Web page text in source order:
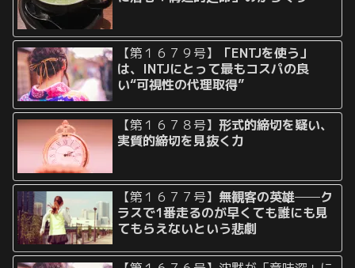
【第１６７９号】
「ENTJを使う」
は、INTJにとって最もコスパの良
い“可視性の代理取得”
【第１６７８号】形式的締切を疑い、
実質的締切を見抜く力
【第１６７７号】 無観客の英雄──ク
ラスで1番走るのが早くても誰にも見
てもらえないという悲劇